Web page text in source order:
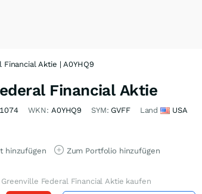
Financial Aktie | A0YHQ9
Financial Aktie
WKN: A0YHQ9 SYM: GVFF Land USA
hinzufügen Zum Portfolio hinzufügen
Greenville Federal Financial Aktie kaufen